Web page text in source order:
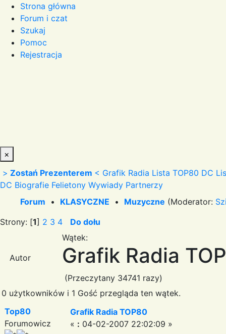
Strona główna
Forum i czat
Szukaj
Pomoc
Rejestracja
×
> Zostań Prezenterem < Grafik Radia Lista TOP80 DC
DC Biografie Felietony Wywiady Partnerzy
Forum • KLASYCZNE • Muzyczne (Moderator:
Strony: [1] 2 3 4 Do dołu
Autor
Wątek:
Grafik Radia
(Przeczytany 34741 razy)
0 użytkowników i 1 Gość przegląda ten wątek.
Top80
Forumowicz
Grafik Radia TOP80
« : 04-02-2007 22:02:09 »